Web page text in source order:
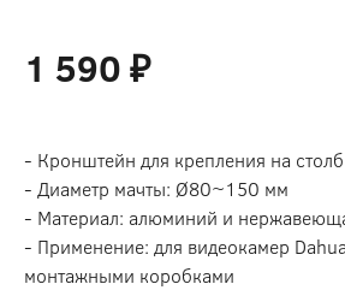
1 590 ₽
- Кронштейн для крепления на столб
- Диаметр мачты: Ø80~150 мм
- Материал: алюминий и
- Применение: для видеокамер
монтажными коробками